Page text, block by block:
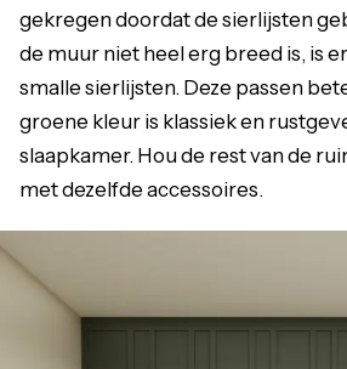
gekregen doordat de sierlijsten
de muur niet heel erg breed is, is
smalle sierlijsten. Deze passen
groene kleur is klassiek en
slaapkamer. Hou de rest van de
met dezelfde accessoires.